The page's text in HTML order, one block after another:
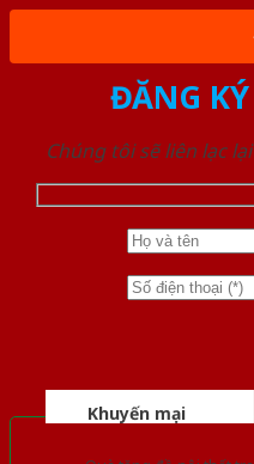
ĐĂNG
Chúng tôi sẽ liên lạc
Khuyến mại